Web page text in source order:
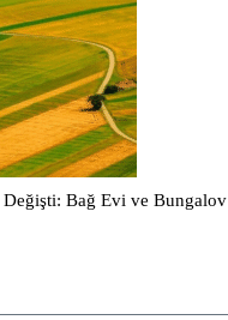
Değişti: Bağ Evi ve Bungalov